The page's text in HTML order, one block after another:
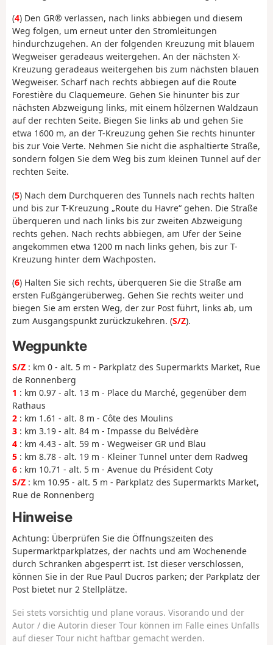
(4) Den GR® verlassen, nach links abbiegen und diesem
Weg folgen, um erneut unter den Stromleitungen
hindurchzugehen. An der folgenden Kreuzung mit blauem
Wegweiser geradeaus weitergehen. An der nächsten X-
Kreuzung geradeaus weitergehen bis zum nächsten blauen
Wegweiser. Scharf nach rechts abbiegen auf die Route
Forestière du Claquemeure. Gehen Sie hinunter bis zur
nächsten Abzweigung links, mit einem hölzernen Waldzaun
auf der rechten Seite. Biegen Sie links ab und gehen Sie
etwa 1600 m, an der T-Kreuzung gehen Sie rechts hinunter
bis zur Voie Verte. Nehmen Sie nicht die asphaltierte Straße,
sondern folgen Sie dem Weg bis zum kleinen Tunnel auf der
rechten Seite.
(5) Nach dem Durchqueren des Tunnels nach rechts halten
und bis zur T-Kreuzung „Route du Havre“ gehen. Die Straße
überqueren und nach links bis zur zweiten Abzweigung
rechts gehen. Nach rechts abbiegen, am Ufer der Seine
angekommen etwa 1200 m nach links gehen, bis zur T-
Kreuzung hinter dem Wachposten.
(6) Halten Sie sich rechts, überqueren Sie die Straße am
ersten Fußgängerüberweg. Gehen Sie rechts weiter und
biegen Sie am ersten Weg, der zur Post führt, links ab, um
zum Ausgangspunkt zurückzukehren. (S/Z).
Wegpunkte
S/Z : km 0 - alt. 5 m - Parkplatz des Supermarkts Market, Rue
de Ronnenberg
1 : km 0.97 - alt. 13 m - Place du Marché, gegenüber dem
Rathaus
2 : km 1.61 - alt. 8 m - Côte des Moulins
3 : km 3.19 - alt. 84 m - Impasse du Belvédère
4 : km 4.43 - alt. 59 m - Wegweiser GR und Blau
5 : km 8.78 - alt. 19 m - Kleiner Tunnel unter dem Radweg
6 : km 10.71 - alt. 5 m - Avenue du Président Coty
S/Z : km 10.95 - alt. 5 m - Parkplatz des Supermarkts Market,
Rue de Ronnenberg
Hinweise
Achtung: Überprüfen Sie die Öffnungszeiten des
Supermarktparkplatzes, der nachts und am Wochenende
durch Schranken abgesperrt ist. Ist dieser verschlossen,
können Sie in der Rue Paul Ducros parken; der Parkplatz der
Post bietet nur 2 Stellplätze.
Sei stets vorsichtig und plane voraus. Visorando und der
Autor / die Autorin dieser Tour können im Falle eines Unfalls
auf dieser Tour nicht haftbar gemacht werden.